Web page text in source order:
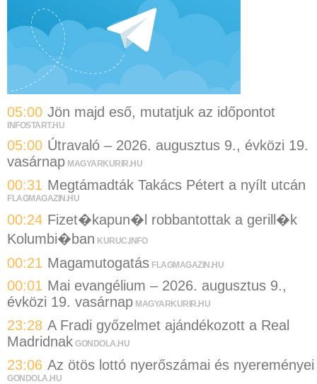
05:00 Jön majd eső, mutatjuk az időpontot
INFOSTART.HU
05:00 Útravaló – 2026. augusztus 9., évközi 19.
vasárnap MAGYARKURIR.HU
00:31 Megtámadták Takács Pétert a nyílt utcán
FLAGMAGAZIN.HU
00:24 Fizet�kapun�l robbantottak a gerill�k
Kolumbi�ban KURUC.INFO
00:21 Magamutogatás FLAGMAGAZIN.HU
00:01 Mai evangélium – 2026. augusztus 9.,
évközi 19. vasárnap MAGYARKURIR.HU
23:28 A Fradi győzelmet ajándékozott a Real
Madridnak GONDOLA.HU
23:06 Az ötös lottó nyerőszámai és nyereményei
GONDOLA.HU